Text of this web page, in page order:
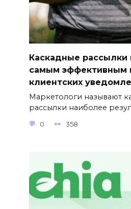
Каскадные рассылки
самым эффективным
клиентских
Маркетологи называют
рассылки наиболее
0 358